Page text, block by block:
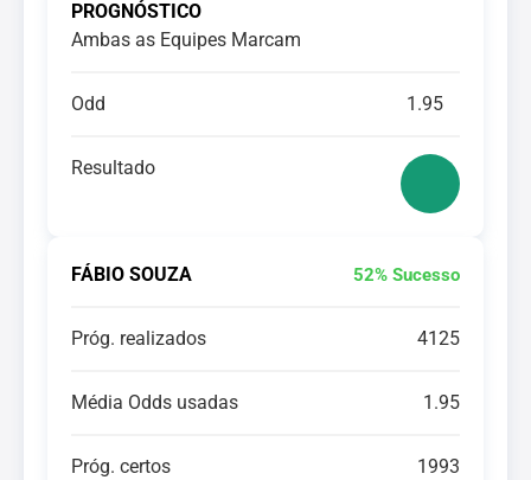
PROGNÓSTICO
Ambas as Equipes Marcam
Odd 1.95
Resultado
FÁBIO SOUZA 52% Sucesso
Próg. realizados 4125
Média Odds usadas 1.95
Próg. certos 1993